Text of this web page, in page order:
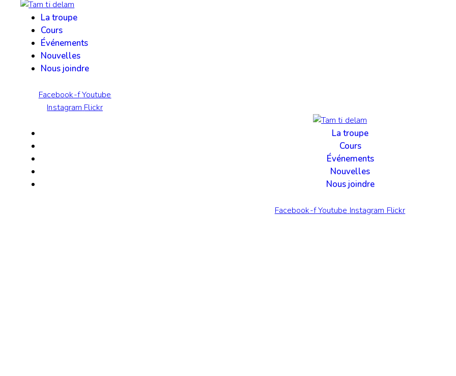
La troupe
Cours
Événements
Nouvelles
Nous joindre
Facebook-fYoutube
Instagram Flickr
La troupe
Cours
Événements
Nouvelles
Nous joindre
Facebook-fYoutube Instagram Flickr